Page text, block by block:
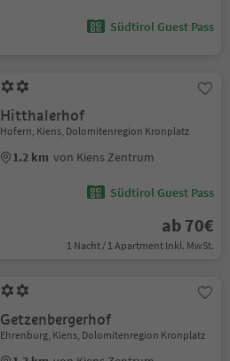
Südtirol Guest Pass
Hitthalerhof
Hofern, Kiens, Dolomitenregion Kronplatz
1.2 km von Kiens Zentrum
Südtirol Guest Pass
ab 70€
1 Nacht / 1 Apartment Inkl. MwSt.
Getzenbergerhof
Ehrenburg, Kiens, Dolomitenregion Kronplatz